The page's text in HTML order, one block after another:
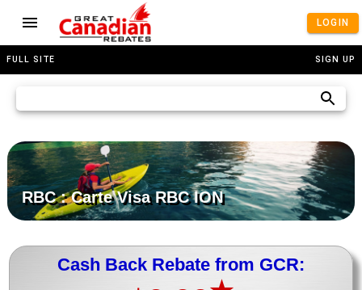
LOGIN
FULL SITE SIGN UP
RBC : Carte Visa RBC ION
Cash Back Rebate from GCR: